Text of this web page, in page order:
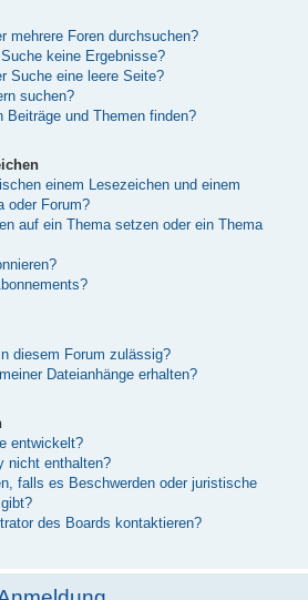
mehrere Foren durchsuchen?
keine Ergebnisse?
Suche eine leere Seite?
suchen?
Beiträge und Themen finden?
einem Lesezeichen und einem
oder Forum?
auf ein Thema setzen oder ein Thema
diesem Forum zulässig?
Dateianhänge erhalten?
entwickelt?
nicht enthalten?
falls es Beschwerden oder juristische
des Boards kontaktieren?